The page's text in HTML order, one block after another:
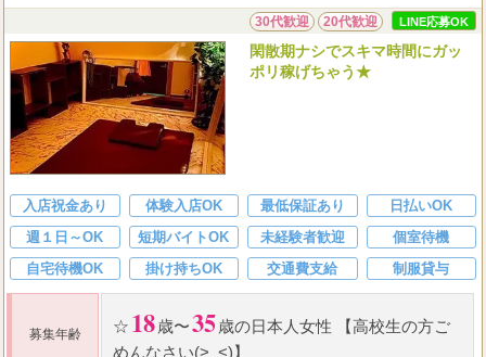
30代歓迎 20代歓迎 LINE応募OK
閑散期ナシでスキマ時間にガッ
ポリ稼げちゃう★
入店祝金あり 体験入店OK 最低保証あり
日払いOK
週１日～OK
短期バイトOK 未経験者歓迎
個室待機
自宅待機OK
掛け持ちOK 交通費支給 制服貸与
募集年齢 ☆ 18歳〜35歳の日本人女性 【高校生の方ご
めんなさい(>_<)】